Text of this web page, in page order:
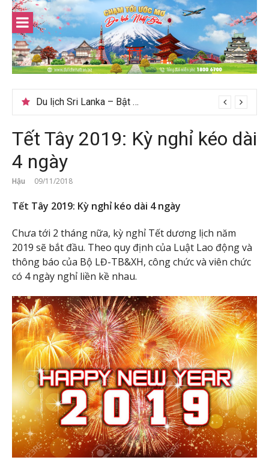
Skip
content
Du lịch Sri Lanka – Bật mí nên đi mùa nào đẹp
Tết Tây 2019: Kỳ nghỉ kéo dài
4 ngày
Hậu 09/11/2018
Tết Tây 2019: Kỳ nghỉ kéo dài 4 ngày
Chưa tới 2 tháng nữa, kỳ nghỉ Tết dương lịch năm
2019 sẽ bắt đầu. Theo quy định của Luật Lao động và
thông báo của Bộ LĐ-TB&XH, công chức và viên chức
có 4 ngày nghỉ liền kề nhau.